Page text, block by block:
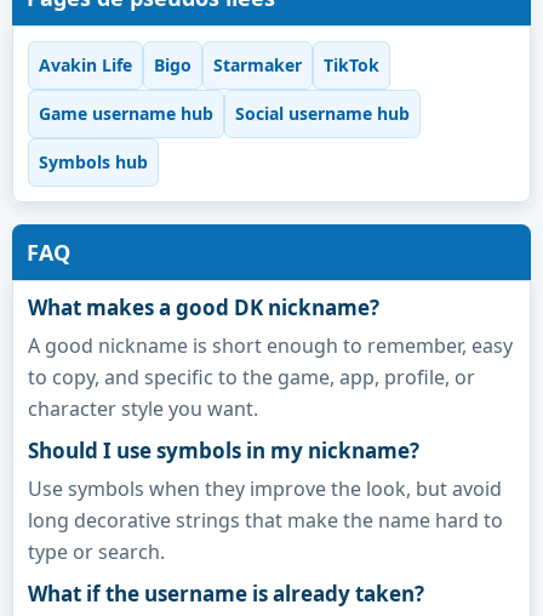
Avakin Life Bigo Starmaker TikTok
Game username hub Social username hub
Symbols hub
FAQ
What makes a good DK nickname?
A good nickname is short enough to remember, easy
to copy, and specific to the game, app, profile, or
character style you want.
Should I use symbols in my nickname?
Use symbols when they improve the look, but avoid
long decorative strings that make the name hard to
type or search.
What if the username is already taken?